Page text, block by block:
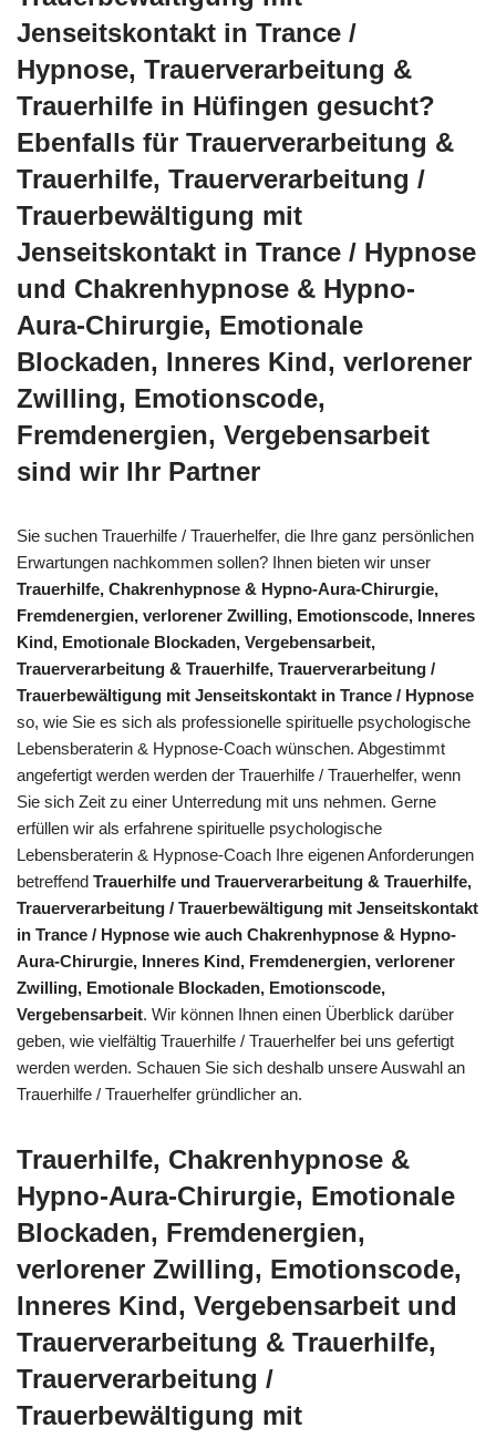
Jenseitskontakt in Trance /
Hypnose, Trauerverarbeitung &
Trauerhilfe in Hüfingen gesucht?
Ebenfalls für Trauerverarbeitung &
Trauerhilfe, Trauerverarbeitung /
Trauerbewältigung mit
Jenseitskontakt in Trance / Hypnose
und Chakrenhypnose & Hypno-
Aura-Chirurgie, Emotionale
Blockaden, Inneres Kind, verlorener
Zwilling, Emotionscode,
Fremdenergien, Vergebensarbeit
sind wir Ihr Partner
Sie suchen Trauerhilfe / Trauerhelfer, die Ihre ganz persönlichen
Erwartungen nachkommen sollen? Ihnen bieten wir unser
Trauerhilfe, Chakrenhypnose & Hypno-Aura-Chirurgie,
Fremdenergien, verlorener Zwilling, Emotionscode, Inneres
Kind, Emotionale Blockaden, Vergebensarbeit,
Trauerverarbeitung & Trauerhilfe, Trauerverarbeitung /
Trauerbewältigung mit Jenseitskontakt in Trance / Hypnose
so, wie Sie es sich als professionelle spirituelle psychologische
Lebensberaterin & Hypnose-Coach wünschen. Abgestimmt
angefertigt werden werden der Trauerhilfe / Trauerhelfer, wenn
Sie sich Zeit zu einer Unterredung mit uns nehmen. Gerne
erfüllen wir als erfahrene spirituelle psychologische
Lebensberaterin & Hypnose-Coach Ihre eigenen Anforderungen
betreffend Trauerhilfe und Trauerverarbeitung & Trauerhilfe,
Trauerverarbeitung / Trauerbewältigung mit Jenseitskontakt
in Trance / Hypnose wie auch Chakrenhypnose & Hypno-
Aura-Chirurgie, Inneres Kind, Fremdenergien, verlorener
Zwilling, Emotionale Blockaden, Emotionscode,
Vergebensarbeit. Wir können Ihnen einen Überblick darüber
geben, wie vielfältig Trauerhilfe / Trauerhelfer bei uns gefertigt
werden werden. Schauen Sie sich deshalb unsere Auswahl an
Trauerhilfe / Trauerhelfer gründlicher an.
Trauerhilfe, Chakrenhypnose &
Hypno-Aura-Chirurgie, Emotionale
Blockaden, Fremdenergien,
verlorener Zwilling, Emotionscode,
Inneres Kind, Vergebensarbeit und
Trauerverarbeitung & Trauerhilfe,
Trauerverarbeitung /
Trauerbewältigung mit